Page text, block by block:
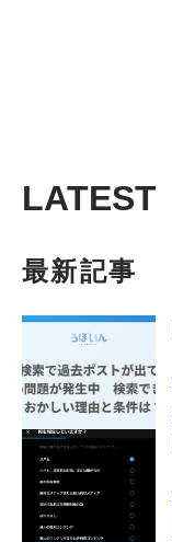
LATEST
最新記事